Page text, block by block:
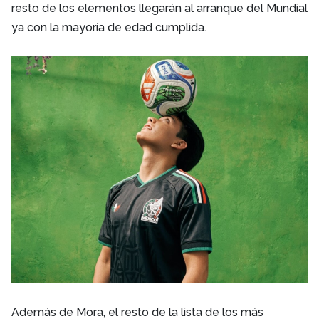
resto de los elementos llegarán al arranque del Mundial
ya con la mayoría de edad cumplida.
Además de Mora, el resto de la lista de los más